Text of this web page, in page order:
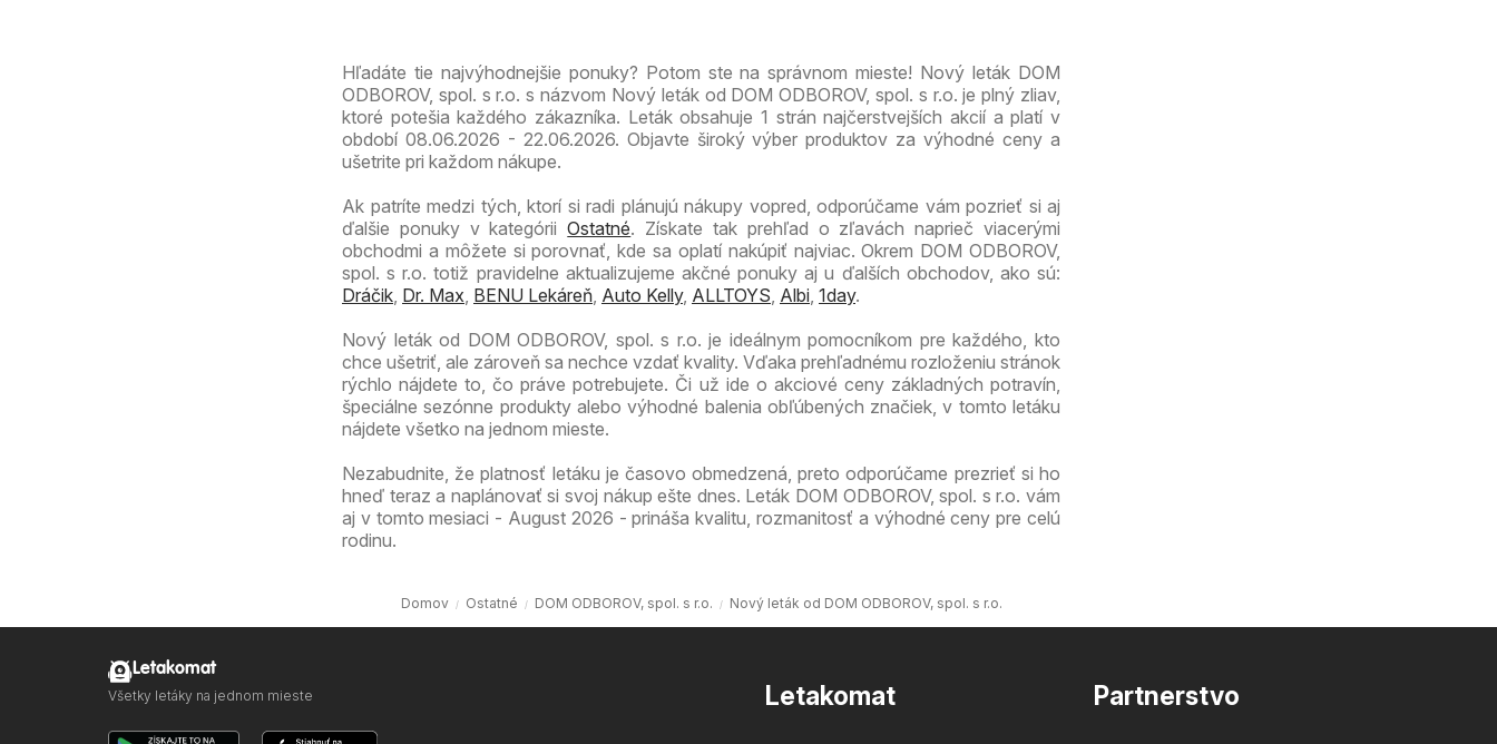
Hľadáte tie najvýhodnejšie ponuky? Potom ste na správnom mieste! Nový leták DOM
ODBOROV, spol. s r.o. s názvom Nový leták od DOM ODBOROV, spol. s r.o. je plný zliav,
ktoré potešia každého zákazníka. Leták obsahuje 1 strán najčerstvejších akcií a platí v
období 08.06.2026 - 22.06.2026. Objavte široký výber produktov za výhodné ceny a
ušetrite pri každom nákupe.
Ak patríte medzi tých, ktorí si radi plánujú nákupy vopred, odporúčame vám pozrieť si aj
ďalšie ponuky v kategóriiOstatné. Získate tak prehľad o zľavách naprieč viacerými
obchodmi a môžete si porovnať, kde sa oplatí nakúpiť najviac. Okrem DOM ODBOROV,
spol. s r.o. totiž pravidelne aktualizujeme akčné ponuky aj u ďalších obchodov, ako sú:
Dráčik, Dr. Max, BENU Lekáreň, Auto Kelly, ALLTOYS, Albi, 1day.
Nový leták od DOM ODBOROV, spol. s r.o. je ideálnym pomocníkom pre každého, kto
chce ušetriť, ale zároveň sa nechce vzdať kvality. Vďaka prehľadnému rozloženiu stránok
rýchlo nájdete to, čo práve potrebujete. Či už ide o akciové ceny základných potravín,
špeciálne sezónne produkty alebo výhodné balenia obľúbených značiek, v tomto letáku
nájdete všetko na jednom mieste.
Nezabudnite, že platnosť letáku je časovo obmedzená, preto odporúčame prezrieť si ho
hneď teraz a naplánovať si svoj nákup ešte dnes. Leták DOM ODBOROV, spol. s r.o. vám
aj v tomto mesiaci - August 2026 - prináša kvalitu, rozmanitosť a výhodné ceny pre celú
rodinu.
Domov Ostatné DOM ODBOROV, spol. s r.o. Nový leták od DOM ODBOROV, spol. s r.o.
Letakomat Partnerstvo
Letakomat
Všetky letáky na jednom mieste